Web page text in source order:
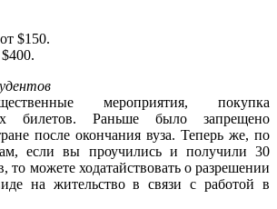
$150.
мероприятия, покупка
билетов. Раньше было запрещено
после окончания вуза. Теперь же, по
если вы проучились и получили 30
то можете ходатайствовать о разрешении
на жительство в связи с работой в